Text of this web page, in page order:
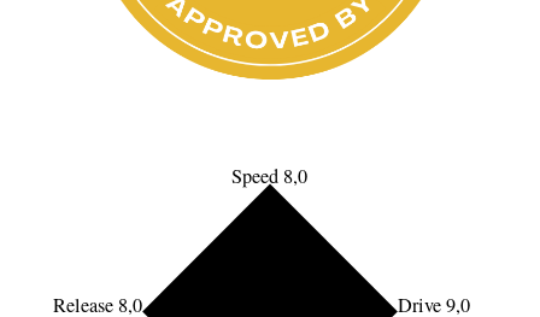
Speed 8,0
Drive 9,0
Release 8,0